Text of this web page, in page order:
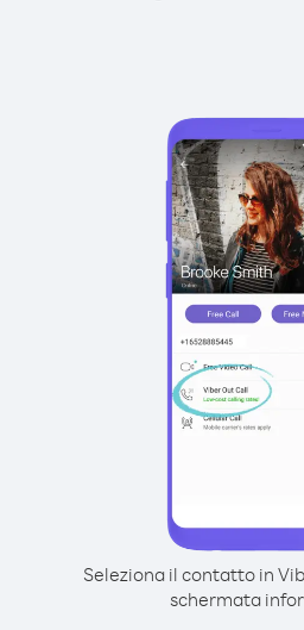
Seleziona il contatto in
schermata